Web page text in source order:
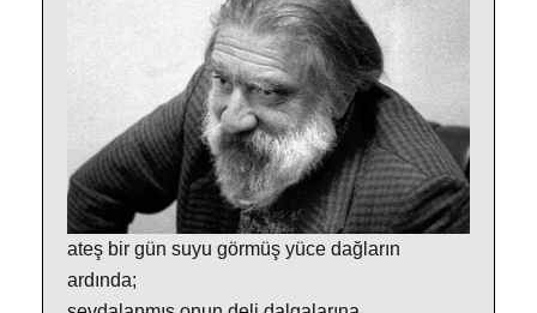
ateş bir gün suyu görmüş yüce dağların
ardında;